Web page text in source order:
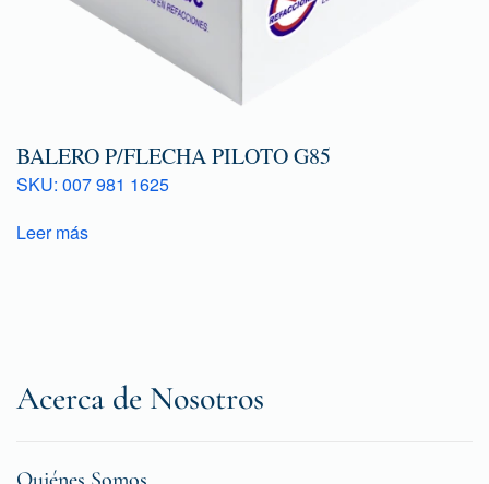
BALERO P/FLECHA PILOTO G85
SKU: 007 981 1625
Leer más
Acerca de Nosotros